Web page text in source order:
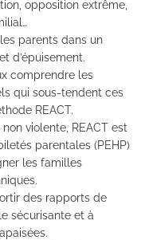
opposition extrême,
parents dans un
d’épuisement.
comprendre les
qui sous-tendent ces
REACT.
violente, REACT est
parentales (PEHP)
les familles
des rapports de
sécurisante et à